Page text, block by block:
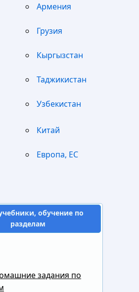
Армения
Грузия
Кыргызстан
Таджикистан
Узбекистан
Китай
Европа, ЕС
обучение по
разделам
задания по